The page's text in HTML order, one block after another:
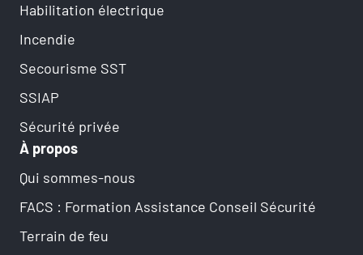
Habilitation électrique
Incendie
Secourisme SST
SSIAP
Sécurité privée
À propos
Qui sommes-nous
FACS : Formation Assistance Conseil Sécurité
Terrain de feu